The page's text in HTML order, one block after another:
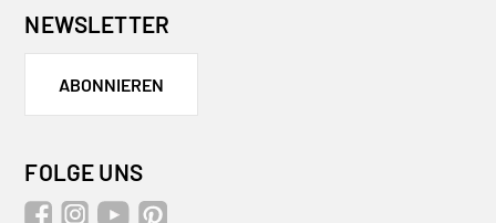
NEWSLETTER
ABONNIEREN
FOLGE UNS